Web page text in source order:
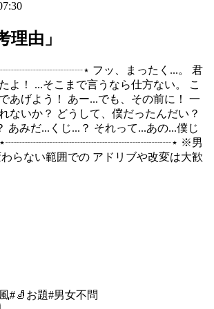
理由」
フッ、まったく...。 君
よ！ ...そこまで言うなら仕方ない。 こ
あげよう！ あー...でも、その前に！ 一
ないか？ どうして、僕だったんだい？
あみだ...くじ...？ それって...あの...僕じ
？ ⋆┈┈┈┈┈┈┈┈┈┈┈┈┈┈┈⋆ ※男
らない範囲での アドリブや改変は大歓
#🧦お題#男女不問